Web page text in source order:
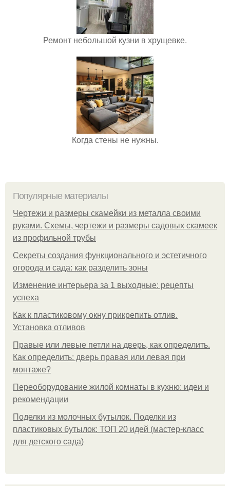
Ремонт небольшой кузни в хрущевке.
Когда стены не нужны.
Популярные материалы
Чертежи и размеры скамейки из металла своими
руками. Схемы, чертежи и размеры садовых скамеек
из профильной трубы
Секреты создания функционального и эстетичного
огорода и сада: как разделить зоны
Изменение интерьера за 1 выходные: рецепты
успеха
Как к пластиковому окну прикрепить отлив.
Установка отливов
Правые или левые петли на дверь, как определить.
Как определить: дверь правая или левая при
монтаже?
Переоборудование жилой комнаты в кухню: идеи и
рекомендации
Поделки из молочных бутылок. Поделки из
пластиковых бутылок: ТОП 20 идей (мастер-класс
для детского сада)